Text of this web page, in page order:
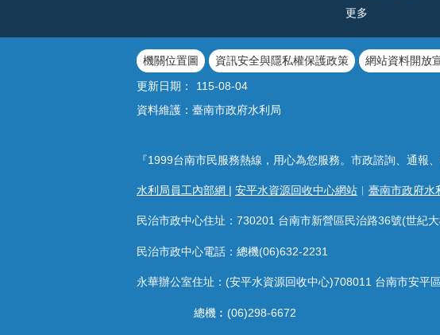
更多
機關位置圖 資訊安全與隱私權保護政策
網站資料開放
更新日期：
115-08-04
資料維護：臺南市政府水利局
『1999台南市民服務熱線，用心為您服務。市政諮詢、通報
水利局員工內部網 | 安平水資源回收中心網站 ︱ 臺南市政府水
民治市政中心住址：730201 台南市新營區民治路36號(世紀
民治市政中心電話：總機(06)632-2231
永華辦公室住址：(安平水資源回收中心)708011 台南市安平
總機︰(06)298-6672